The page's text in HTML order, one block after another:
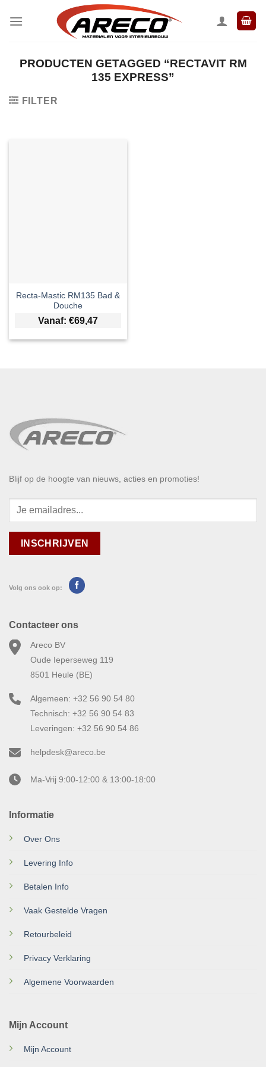
naar
PRODUCTEN GETAGGED “RECTAVIT RM
135 EXPRESS”
FILTER
Recta-Mastic RM135 Bad &
Douche
Vanaf: €69,47
Blijf op de hoogte van nieuws, acties en promoties!
Volg ons ook op:
Informatie
Over Ons
Levering Info
Betalen Info
Vaak Gestelde Vragen
Retourbeleid
Privacy Verklaring
Algemene Voorwaarden
Mijn Account
Mijn Account
Contacteer ons
Areco BV
Oude Ieperseweg 119
8501 Heule (BE)
Algemeen: +32 56 90 54 80
Technisch: +32 56 90 54 83
Leveringen: +32 56 90 54 86
helpdesk@areco.be
Ma-Vrij 9:00-12:00 & 13:00-18:00